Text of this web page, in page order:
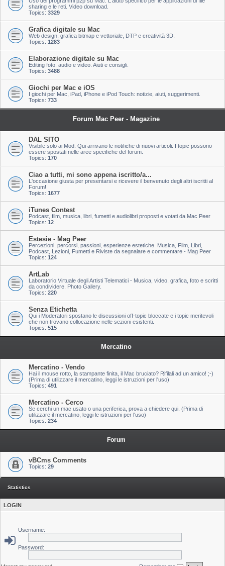
sharing e le reti. Video download.
Topics: 3329
Grafica digitale su Mac
Web design, grafica bitmap e vettoriale, DTP e creatività 3D.
Topics: 1283
Elaborazione digitale su Mac
Editing foto, audio e video. Aiuti e consigli.
Topics: 3488
Giochi per Mac e iOS
I giochi per Mac, iPad, iPhone e iPod Touch: notizie, aiuti, suggerimenti.
Topics: 733
Forum Mac Peer - Magazine
DAL SITO
Visibile solo ai Mod. Qui arrivano le notifiche di nuovi articoli. I topic possono
essere spostati nelle aree specifiche del forum.
Topics: 170
Ciao a tutti, mi sono appena iscritto/a...
L'occasione giusta per presentarsi e ricevere il benvenuto degli altri iscritti al
Forum!
Topics: 1677
iTunes Contest
Podcast, film, musica, libri, fumetti e audiolibri proposti e votati da Mac Peer
Topics: 12
Estesie - Mag Peer
Percezioni, percorsi, passioni, esperienze estetiche. Musica, Film, Libri,
Podcast, Lezioni, Fumetti e Riviste da segnalare e commentare - Mag Peer
Topics: 124
ArtLab
Laboratorio Virtuale degli Artisti Telematici - Musica, video, grafica, foto e scritti
da condividere. Photo Gallery.
Topics: 220
Senza Etichetta
Qui i Moderatori spostano le discussioni off-topic bloccate e i topic meritevoli
che non trovano collocazione nelle sezioni esistenti.
Topics: 515
Mercatino
Mercatino - Vendo
Hai il mouse rotto, la stampante finita, il Mac bruciato? Rifilali ad un amico! ;-)
(Prima di utilizzare il mercatino, leggi le istruzioni per l'uso)
Topics: 491
Mercatino - Cerco
Se cerchi un mac usato o una periferica, prova a chiedere qui. (Prima di
utilizzare il mercatino, leggi le istruzioni per l'uso)
Topics: 234
Forum
vBCms Comments
Topics: 29
Statistics
LOGIN
Username:
Password: